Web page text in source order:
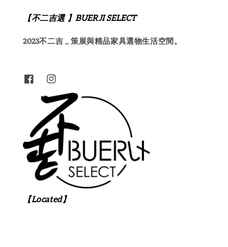
【不二吉選 】BUERJI SELECT
2023不二吉 _ 策展與精品家具選物生活空間。
【Located】